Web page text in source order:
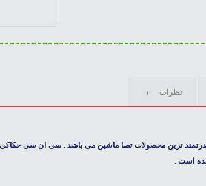
نظرات ۱
ترین محصولات تصا ماشین می باشد . سی ان سی
است .